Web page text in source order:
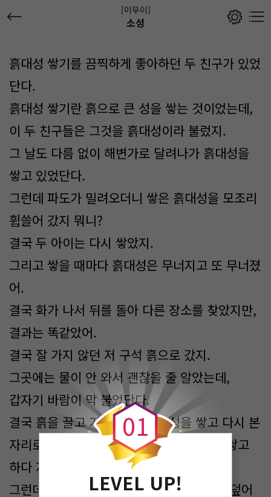
[이무이]
소성
흙대성 쌓기를 끔찍하게 좋아하던 두 친구가 있었
단다.
흙대성 쌓기란 흙으로 큰 성을 쌓는 것이었는데,
이 두 친구들은 그것을 흙대성이라 불렀지.
그 날도 다름 없이 해변가로 달려나가 흙대성을
쌓고 있었단다.
그런데 파도가 밀려오더니 쌓은 흙대성을 모조리
휩쓸어 갔지 뭐니?
결국 두 아이는 다시 쌓았지.
그리고 쌓을 때마다 흙대성은 무너지고 또 무너졌
어.
결국 화가 나서 뒤를 돌아 다른 장소를 찾았지만,
결과는 똑같았어.
결국 잘 가지 않던 저 구석 흙으로 갔지.
그곳에는 물이 안 와서 괜찮을 줄 알았는데,
갑자기 바람이 막 불었단다.
결국 흙을 끌고 가 외딴 곳에 소성을 쌓고 다시 본
자리로 돌아와서 쌓아봤는데, 또 무너지고 쌓고
하다 지친 아이들은 누워버렸지.
그런데 다른 어린 아이가 와서 몸을 흙으로 덮어
0
0
1
LEVEL UP!